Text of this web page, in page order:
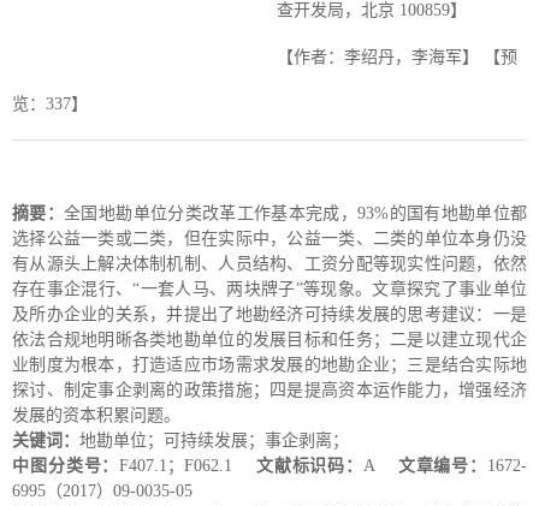
查开发局，北京 100859】
【作者：李绍丹，李海军】 【预
览： 337】
摘要：全国地勘单位分类改革工作基本完成，93%的国有地勘单位都
选择公益一类或二类，但在实际中，公益一类、二类的单位本身仍没
有从源头上解决体制机制、人员结构、工资分配等现实性问题，依然
存在事企混行、“一套人马、两块牌子”等现象。文章探究了事业单位
及所办企业的关系，并提出了地勘经济可持续发展的思考建议：一是
依法合规地明晰各类地勘单位的发展目标和任务；二是以建立现代企
业制度为根本，打造适应市场需求发展的地勘企业；三是结合实际地
探讨、制定事企剥离的政策措施；四是提高资本运作能力，增强经济
发展的资本积累问题。
关键词： 地勘单位；可持续发展；事企剥离；
中图分类号：F407.1；F062.1 文献标识码：A 文章编号： 1672-
6995（2017）09-0035-05